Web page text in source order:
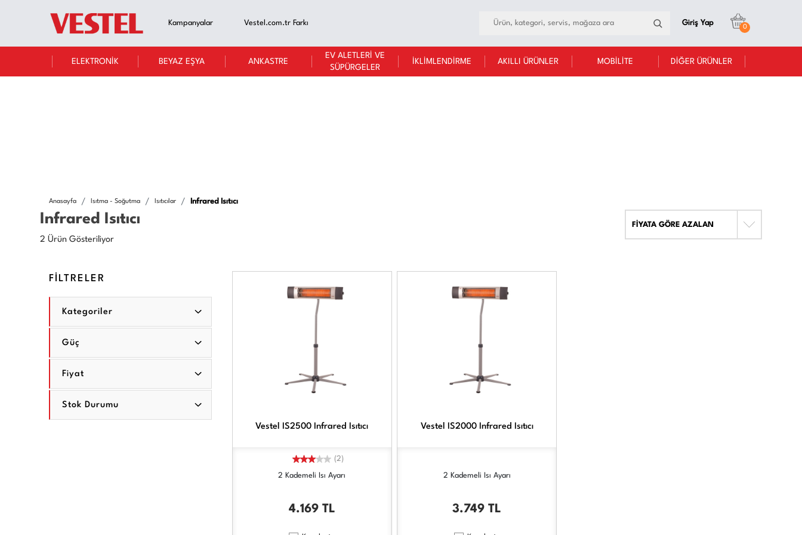
Kampanyalar Vestel.com.tr Farkı Giriş Yap 0
ELEKTRONİK BEYAZ EŞYA ANKASTRE
EV ALETLERİ VE
SÜPÜRGELER
İKLİMLENDİRME AKILLI ÜRÜNLER MOBİLİTE DİĞER ÜRÜNLER
Anasayfa Isıtma - Soğutma Isıtıcılar Infrared Isıtıcı
Infrared Isıtıcı
2 Ürün Gösteriliyor
FİYATA GÖRE AZALAN
FİLTRELER
Kategoriler
Güç
Fiyat
Stok Durumu
Vestel IS2500 Infrared Isıtıcı
(2)
2 Kademeli Isı Ayarı
4.169 TL
Vestel IS2000 Infrared Isıtıcı
2 Kademeli Isı Ayarı
3.749TL